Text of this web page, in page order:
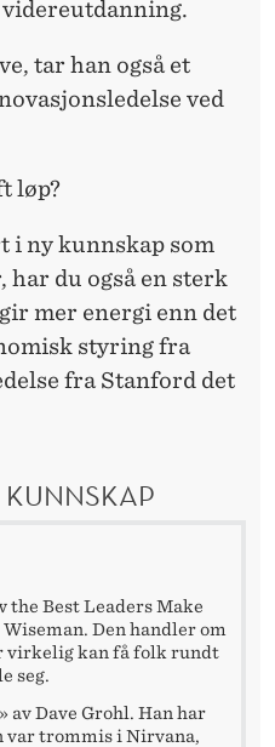
videreutdanning.
tar han også et
ved
løp?
i ny kunnskap som
du også en sterk
mer energi enn det
styring fra
fra Stanford det
KUNNSKAP
Best Leaders Make
Den handler om
virkelig kan få folk rundt
seg.
av Dave Grohl. Han har
var trommis i Nirvana,